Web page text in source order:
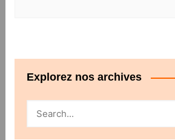
Explorez nos archives